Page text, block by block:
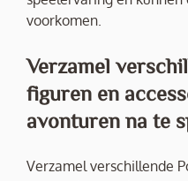
voorkomen.
Verzamel
figuren en
avonturen na te
Verzamel verschillende